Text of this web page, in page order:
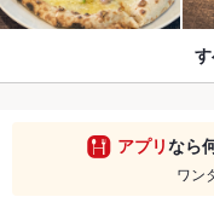
アプリなら
ワン